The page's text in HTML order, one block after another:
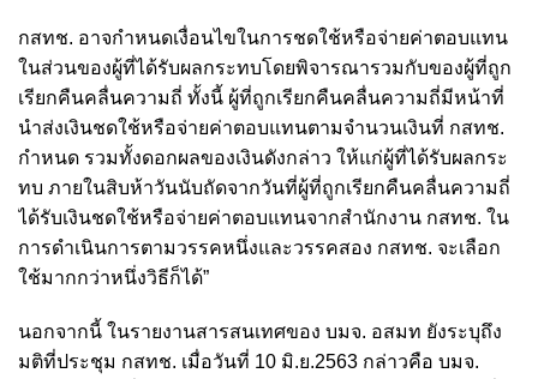
กสทช. อาจกำหนดเงื่อนไขในการชดใช้หรือจ่ายค่าตอบแทน
ในส่วนของผู้ที่ได้รับผลกระทบโดยพิจารณารวมกับของผู้ที่ถูก
เรียกคืนคลื่นความถี่ ทั้งนี้ ผู้ที่ถูกเรียกคืนคลื่นความถี่มีหน้าที่
นำส่งเงินชดใช้หรือจ่ายค่าตอบแทนตามจำนวนเงินที่ กสทช.
กำหนด รวมทั้งดอกผลของเงินดังกล่าว ให้แก่ผู้ที่ได้รับผลกระ
ทบ ภายในสิบห้าวันนับถัดจากวันที่ผู้ที่ถูกเรียกคืนคลื่นความถี่
ได้รับเงินชดใช้หรือจ่ายค่าตอบแทนจากสำนักงาน กสทช. ใน
การดำเนินการตามวรรคหนึ่งและวรรคสอง กสทช. จะเลือก
ใช้มากกว่าหนึ่งวิธีก็ได้”
นอกจากนี้ ในรายงานสารสนเทศของ บมจ. อสมท ยังระบุถึง
มติที่ประชุม กสทช. เมื่อวันที่ 10 มิ.ย.2563 กล่าวคือ บมจ.